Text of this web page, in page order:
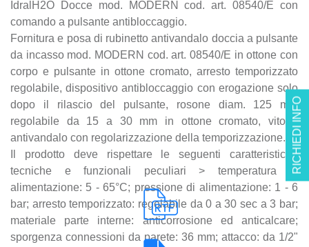
RICHIEDI INFO
IdralH2O Docce mod. MODERN cod. art. 08540/E con
comando a pulsante antibloccaggio.
Fornitura e posa di rubinetto antivandalo doccia a pulsante
da incasso mod. MODERN cod. art. 08540/E in ottone con
corpo e pulsante in ottone cromato, arresto temporizzato
regolabile, dispositivo antibloccaggio con erogazione solo
dopo il rilascio del pulsante, rosone diam. 125 mm
regolabile da 15 a 30 mm in ottone cromato, vitone
antivandalo con regolarizzazione della temporizzazione.
Il prodotto deve rispettare le seguenti caratteristiche
tecniche e funzionali peculiari > temperatura di
alimentazione: 5 - 65°C; pressione di alimentazione: 1 - 6
bar; arresto temporizzato: regolabile da 0 a 30 sec a 3 bar;
materiale parte interne: anticorrosione ed anticalcare;
sporgenza connessioni da parete: 36 mm; attacco: da 1/2"